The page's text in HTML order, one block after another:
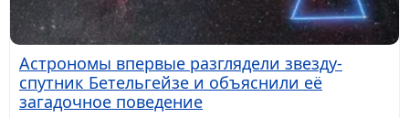
Астрономы впервые разглядели звезду-
спутник Бетельгейзе и объяснили её
загадочное поведение